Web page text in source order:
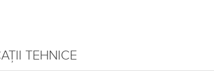
TEHNICE